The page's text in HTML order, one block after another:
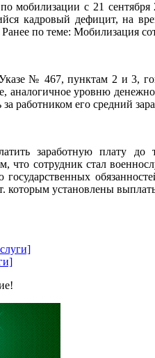
мобилизации с 21
кадровый дефицит, на
по теме: Мобилизация
№ 467, пунктам 2 и 3,
аналогичное уровню
работником его средний
заработную плату
что сотрудник стал
государственных
которым установлены